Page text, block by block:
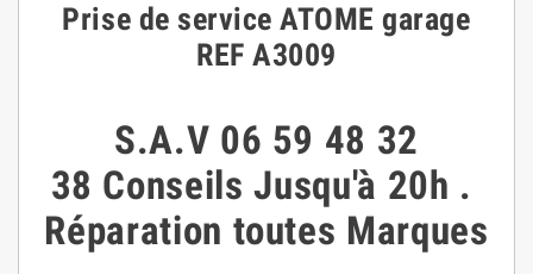
Prise de service ATOME garage
REF A3009
S.A.V 06 59 48 32
38 ConseilsJusqu'à 20h .
Réparation toutes Marques